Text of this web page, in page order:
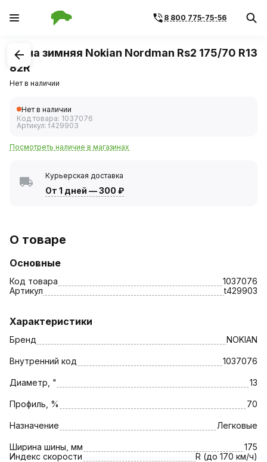
8 800 775-75-56
1/1
Шина зимняя Nokian Nordman Rs2 175/70 R13
82R
Нет в наличии
Нет в наличии
Код товара: 1037076
Артикул: t429903
Посмотреть наличие в магазинах
Курьерская доставка
От 1 дней —300 ₽
О товаре
Основные
Код товара
1037076
Артикул
t429903
Характеристики
Бренд NOKIAN
Внутренний код 1037076
Диаметр, " 13
Профиль, % 70
Назначение Легковые
Ширина шины, мм
175
Индекс скорости
R (до 170 км/ч)